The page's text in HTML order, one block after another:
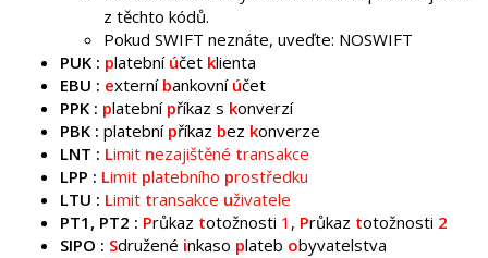
z těchto kódů.
Pokud SWIFT neznáte, uveďte: NOSWIFT
PUK : platební účet klienta
EBU : externí bankovní účet
PPK : platební příkaz s konverzí
PBK : platební příkaz bez konverze
LNT : Limit nezajištěné transakce
LPP : Limit platebního prostředku
LTU : Limit transakce uživatele
PT1, PT2 : Průkaz totožnosti 1 , Průkaz totožnosti 2
SIPO : Sdružené inkaso plateb obyvatelstva